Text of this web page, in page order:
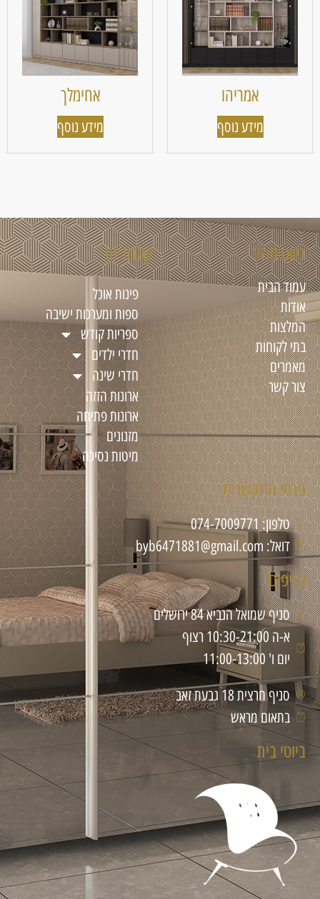
אמריהו
מידע נוסף
אחימלך
מידע נוסף
ניווט מהיר
עמוד הבית
אודות
המלצות
בתי לקוחות
מאמרים
צור קשר
קטגוריות
פינות אוכל
ספות ומערכות ישיבה
ספריות קודש
חדרי ילדים
חדרי שינה
ארונות הזזה
ארונות פתיחה
מזנונים
מיטות נסיכה
פרטי התקשרות
טלפון: 074-7009771
דואל: byb6471881@gmail.com
סניפים
סניף שמואל הנביא 84 ירושלים
א-ה 10:30-21:00 רצוף
יום ו' 11:00-13:00
סניף חרצית 18 גבעת זאב
בתאום מראש
ביוטי בית